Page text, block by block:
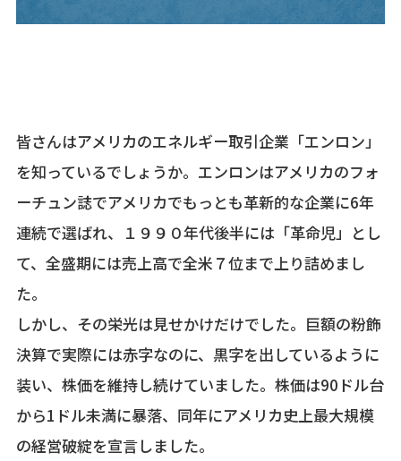
皆さんはアメリカのエネルギー取引企業「エンロン」
を知っているでしょうか。エンロンはアメリカのフォ
ーチュン誌でアメリカでもっとも革新的な企業に6年
連続で選ばれ、１９９０年代後半には「革命児」とし
て、全盛期には売上高で全米７位まで上り詰めまし
た。
しかし、その栄光は見せかけだけでした。巨額の粉飾
決算で実際には赤字なのに、黒字を出しているように
装い、株価を維持し続けていました。株価は90ドル台
から1ドル未満に暴落、同年にアメリカ史上最大規模
の経営破綻を宣言しました。